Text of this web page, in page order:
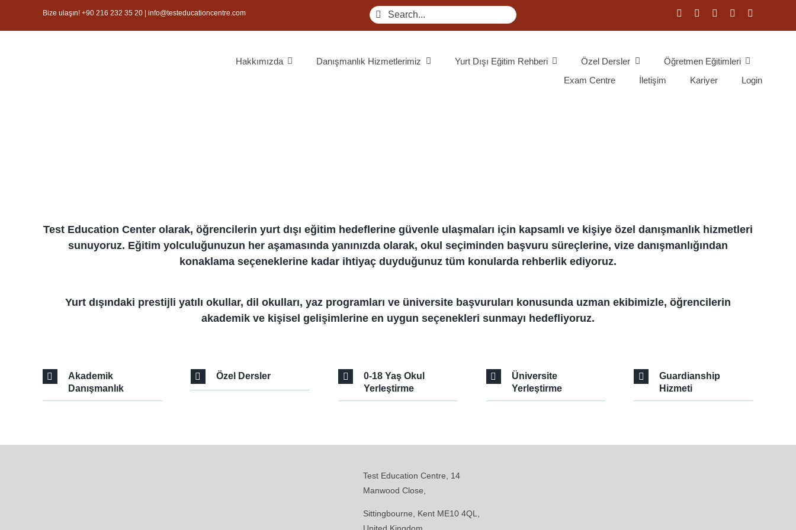
Bize ulaşın! +90 216 232 35 20 | info@testeducationcentre.com
Search
Hakkımızda Danışmanlık Hizmetlerimiz Yurt Dışı Eğitim Rehberi Özel Dersler
Öğretmen Eğitimleri
Exam Centre
İletişim Kariyer Login
Test Education Center olarak, öğrencilerin yurt dışı eğitim hedeflerine güvenle ulaşmaları için kapsamlı ve kişiye özel danışmanlık hizmetleri
sunuyoruz. Eğitim yolculuğunuzun her aşamasında yanınızda olarak, okul seçiminden başvuru süreçlerine, vize danışmanlığından
konaklama seçeneklerine kadar ihtiyaç duyduğunuz tüm konularda rehberlik ediyoruz.
Yurt dışındaki prestijli yatılı okullar, dil okulları, yaz programları ve üniversite başvuruları konusunda uzman ekibimizle, öğrencilerin
akademik ve kişisel gelişimlerine en uygun seçenekleri sunmayı hedefliyoruz.
Akademik
Danışmanlık
Özel Dersler
0-18 Yaş Okul
Yerleştirme
Üniversite
Yerleştirme
Guardianship
Hizmeti
Test Education Centre, 14
Manwood Close,
Sittingbourne, Kent ME10 4QL,